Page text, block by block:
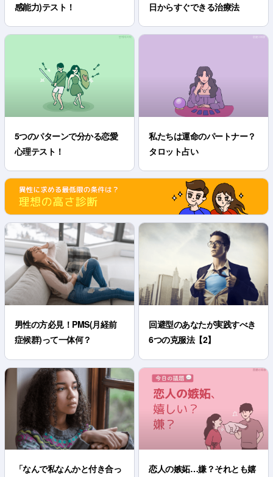
感能力)テスト！
日からすぐできる治療法
5つのパターンで分かる恋愛
心理テスト！
私たちは運命のパートナー？
タロット占い
男性の方必見！PMS(月経前
症候群)って一体何？
回避型のあなたが実践すべき
6つの克服法【2】
「なんで私なんかと付き合っ
恋人の嫉妬…嫌？それとも嬉